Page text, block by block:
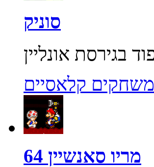
סוניק
משחקים קלאסיים
מריו סאנשיין 64